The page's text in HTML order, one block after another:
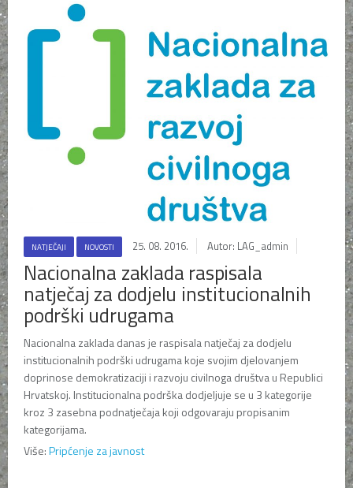
NATJEČAJI NOVOSTI 25. 08. 2016. Autor: LAG_admin
Nacionalna zaklada raspisala
natječaj za dodjelu institucionalnih
podrški udrugama
Nacionalna zaklada danas je raspisala natječaj za dodjelu
institucionalnih podrški udrugama koje svojim djelovanjem
doprinose demokratizaciji i razvoju civilnoga društva u Republici
Hrvatskoj. Institucionalna podrška dodjeljuje se u 3 kategorije
kroz 3 zasebna podnatječaja koji odgovaraju propisanim
kategorijama.
Više:Pripćenje za javnost